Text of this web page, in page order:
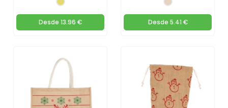
Desde 13.96 € Desde 5.41 €